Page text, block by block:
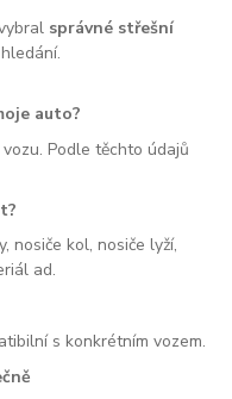
správné střešní
auto?
Podle těchto údajů
nosiče kol, nosiče lyží,
ad.
s konkrétním vozem.